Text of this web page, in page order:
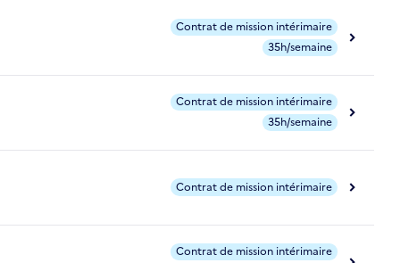
Contrat de mission intérimaire
35h/semaine
Contrat de mission intérimaire
35h/semaine
Contrat de mission intérimaire
Contrat de mission intérimaire